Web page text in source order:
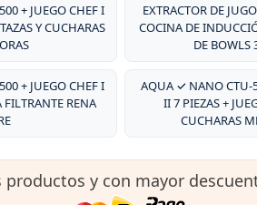
+ JUEGO CHEF I
Y CUCHARAS
EXTRACTOR DE
COCINA DE
DE BOWLS
+ JUEGO CHEF I
FILTRANTE RENA
AQUA ✓ NANO CTU-
II 7 PIEZAS +
CUCHARAS
productos y con mayor